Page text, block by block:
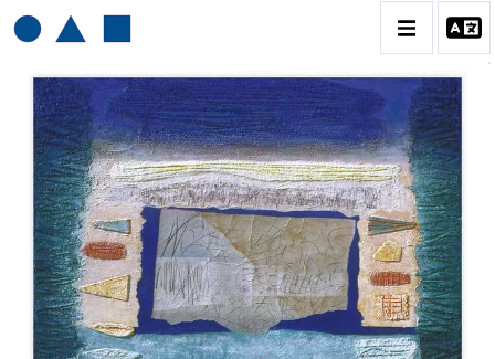
HENRI BAVIERA
BIOGRAPHIE
CATALOGUE DES OEUVRES
TOME 1: PEINTURES ET RELIEFS